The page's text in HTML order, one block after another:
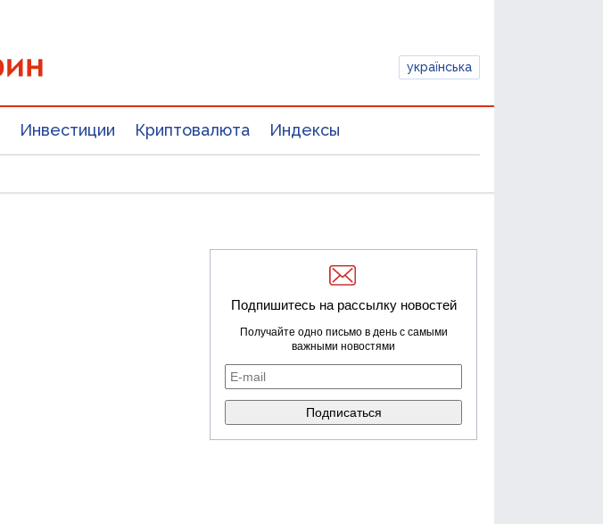
українська
Инвестиции Криптовалюта Индексы
Подпишитесь на рассылку новостей
Получайте одно письмо в день с самыми
важными новостями